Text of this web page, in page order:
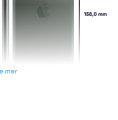
iPhone 11 Pro Max
mer